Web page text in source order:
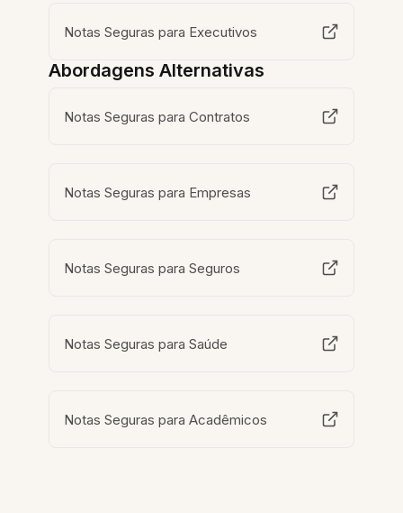
Notas Seguras para Executivos
Abordagens Alternativas
Notas Seguras para Contratos
Notas Seguras para Empresas
Notas Seguras para Seguros
Notas Seguras para Saúde
Notas Seguras para Acadêmicos